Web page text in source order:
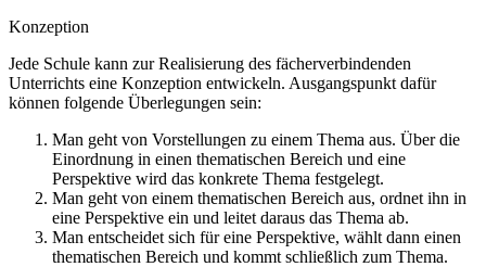
Konzeption
Jede Schule kann zur Realisierung des fächerverbindenden
Unterrichts eine Konzeption entwickeln. Ausgangspunkt dafür
können folgende Überlegungen sein:
Man geht von Vorstellungen zu einem Thema aus. Über die
Einordnung in einen thematischen Bereich und eine
Perspektive wird das konkrete Thema festgelegt.
Man geht von einem thematischen Bereich aus, ordnet ihn in
eine Perspektive ein und leitet daraus das Thema ab.
Man entscheidet sich für eine Perspektive, wählt dann einen
thematischen Bereich und kommt schließlich zum Thema.